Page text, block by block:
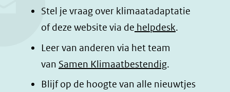
o
o
(opent
in
nieuw
d
I
(opent
in
nieuw
a
p
(opent
in
nieuw
l
e
o
p
B
Stel je vraag over klimaatadaptatie
of deze website via de helpdesk.
Leer van anderen via het team
van Samen Klimaatbestendig.
Blijf op de hoogte van alle nieuwtjes